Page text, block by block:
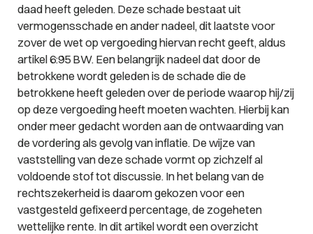
daad heeft geleden. Deze schade bestaat uit
vermogensschade en ander nadeel, dit laatste voor
zover de wet op vergoeding hiervan recht geeft, aldus
artikel 6:95 BW. Een belangrijk nadeel dat door de
betrokkene wordt geleden is de schade die de
betrokkene heeft geleden over de periode waarop hij/zij
op deze vergoeding heeft moeten wachten. Hierbij kan
onder meer gedacht worden aan de ontwaarding van
de vordering als gevolg van inflatie. De wijze van
vaststelling van deze schade vormt op zichzelf al
voldoende stof tot discussie. In het belang van de
rechtszekerheid is daarom gekozen voor een
vastgesteld gefixeerd percentage, de zogeheten
wettelijke rente. In dit artikel wordt een overzicht